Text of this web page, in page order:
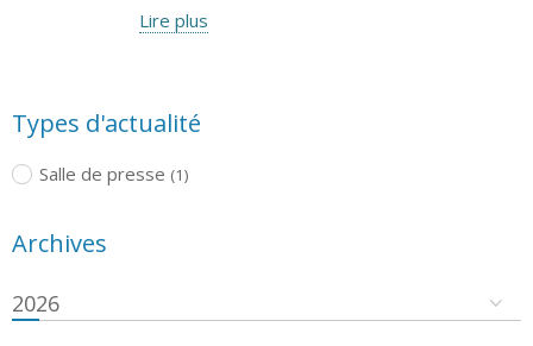
Lire plus
Types d'actualité
Salle de presse (1)
Archives
2026